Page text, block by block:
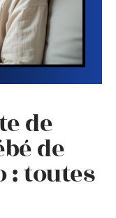
de
de
: toutes